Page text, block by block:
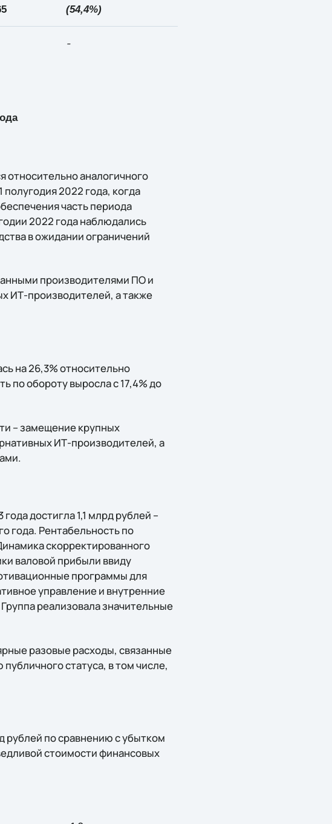
(54,4%)
-
относительно аналогичного
2022 года, когда
часть периода
2022 года наблюдались
в ожидании ограничений
производителями ПО и
ИТ-производителей, а также
на 26,3% относительно
по обороту выросла с 17,4% до
– замещение крупных
ИТ-производителей, а
достигла 1,1 млрд рублей –
года. Рентабельность по
скорректированного
валовой прибыли ввиду
программы для
управление и внутренние
реализовала значительные
разовые расходы, связанные
статуса, в том числе,
рублей по сравнению с убытком
стоимости финансовых